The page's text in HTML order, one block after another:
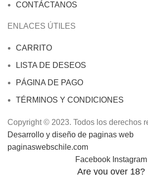
CONTÁCTANOS
ENLACES ÚTILES
CARRITO
LISTA DE DESEOS
PÁGINA DE PAGO
TÉRMINOS Y CONDICIONES
Copyright © 2023. Todos los derechos
Desarrollo y diseño de paginas web
paginaswebschile.com
Facebook Instagram
Are you over 18?